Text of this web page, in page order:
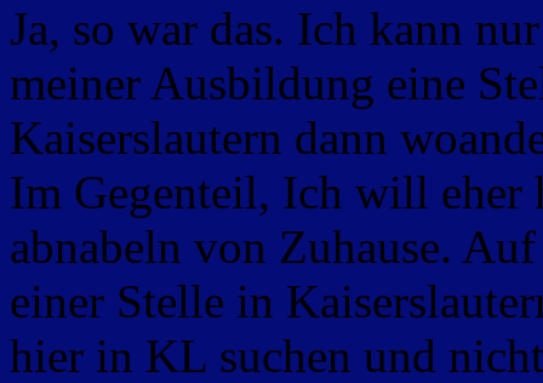
Ja, so war das. Ich kann
meiner Ausbildung eine
Kaiserslautern dann
Im Gegenteil, Ich will eher
abnabeln von Zuhause.
einer Stelle in
hier in KL suchen und